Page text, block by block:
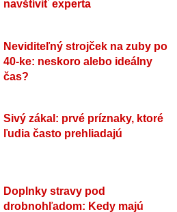
navštíviť experta
Neviditeľný strojček na zuby po
40-ke: neskoro alebo ideálny
čas?
Sivý zákal: prvé príznaky, ktoré
ľudia často prehliadajú
Doplnky stravy pod
drobnohľadom: Kedy majú